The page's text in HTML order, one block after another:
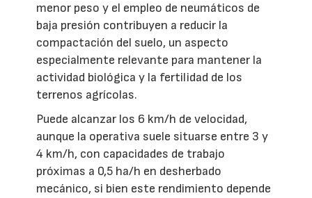
menor peso y el empleo de neumáticos de
baja presión contribuyen a reducir la
compactación del suelo, un aspecto
especialmente relevante para mantener la
actividad biológica y la fertilidad de los
terrenos agrícolas.
Puede alcanzar los 6 km/h de velocidad,
aunque la operativa suele situarse entre 3 y
4 km/h, con capacidades de trabajo
próximas a 0,5 ha/h en desherbado
mecánico, si bien este rendimiento depende